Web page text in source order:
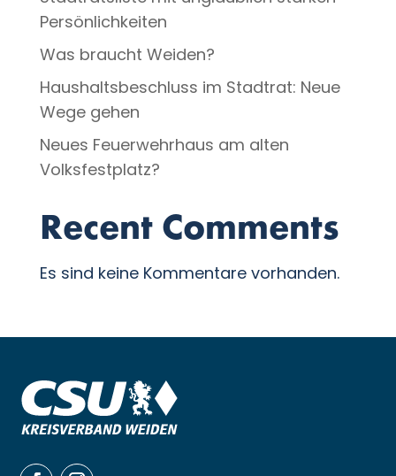
Persönlichkeiten
Was braucht Weiden?
Haushaltsbeschluss im Stadtrat: Neue
Wege gehen
Neues Feuerwehrhaus am alten
Volksfestplatz?
Recent Comments
Es sind keine Kommentare vorhanden.